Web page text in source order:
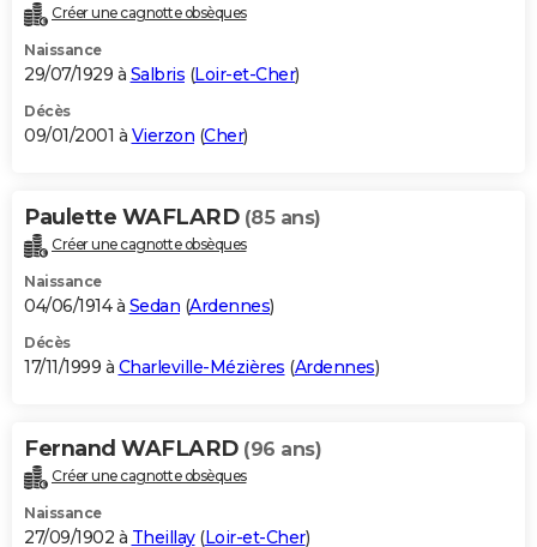
Créer une cagnotte obsèques
Naissance
29/07/1929 à Salbris (Loir-et-Cher)
Décès
09/01/2001 à Vierzon (Cher)
Paulette WAFLARD (85 ans)
Créer une cagnotte obsèques
Naissance
04/06/1914 à Sedan (Ardennes)
Décès
17/11/1999 à Charleville-Mézières (Ardennes)
Fernand WAFLARD (96 ans)
Créer une cagnotte obsèques
Naissance
27/09/1902 à Theillay(Loir-et-Cher)